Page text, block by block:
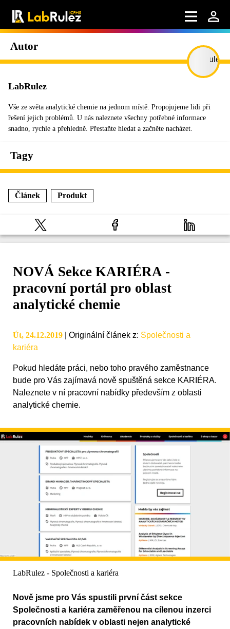
Autor
LabRulez
Vše ze světa analytické chemie na jednom místě. Propojujeme lidi při
řešení jejich problémů. U nás naleznete všechny potřebné informace
snadno, rychle a přehledně. Přestaňte hledat a začněte nacházet.
Tagy
Článek Produkt
NOVÁ Sekce KARIÉRA -
pracovní portál pro oblast
analytické chemie
Út, 24.12.2019 Originální článek z: Společnosti a
kariéra
Pokud hledáte práci, nebo toho pravého zaměstnance
bude pro Vás zajímavá nově spuštěná sekce KARIÉRA.
Naleznete v ní pracovní nabídky především z oblasti
analytické chemie.
LabRulez - Společnosti a kariéra
Nově jsme pro Vás spustili první část sekce
Společnosti a kariéra zaměřenou na cílenou inzerci
pracovních nabídek v oblasti nejen analytické